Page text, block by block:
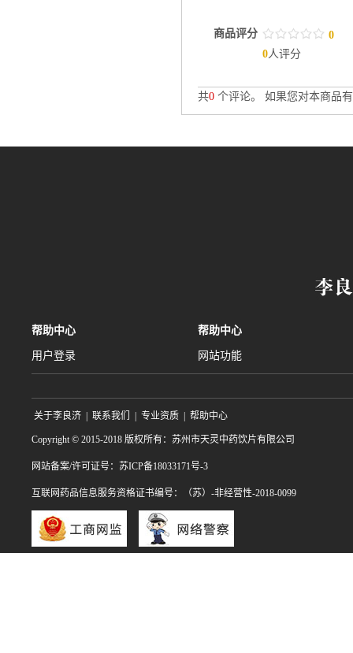
商品评分 / / / / /
. . . . . 0
0人评分
共0 个评论。 如果您对本商品
帮助中心
用户登录
帮助中心
网站功能
关于李良济 | 联系我们 | 专业资质 | 帮助中心
Copyright © 2015-2018 版权所有：苏州市天灵中药饮片有限公司
网站备案/许可证号：苏ICP备18033171号-3
互联网药品信息服务资格证书编号：（苏）-非经营性-2018-0099